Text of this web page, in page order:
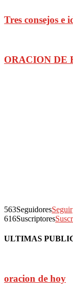
Tres consejos e
ORACION DE
563SeguidoresSeguir
616Suscriptores
ULTIMAS
oracion de hoy